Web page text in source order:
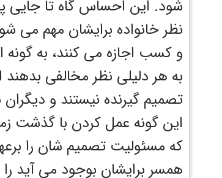
شود. این احساس گاه تا
نظر خانواده برایشان مهم می
و کسب اجازه می کنند، به گونه
به هر دلیلی نظر مخالفی بدهند
تصمیم گیرنده نیستند و دیگران
این گونه عمل کردن با گذشت
که مسئولیت تصمیم شان را
همسر برایشان بوجود می آید